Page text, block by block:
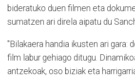
bideratuko duen filmen eta
sumatzen ari direla aipatu du
"Bilakaera handia ikusten ari gara:
film labur gehiago ditugu.
antzekoak, oso biziak eta